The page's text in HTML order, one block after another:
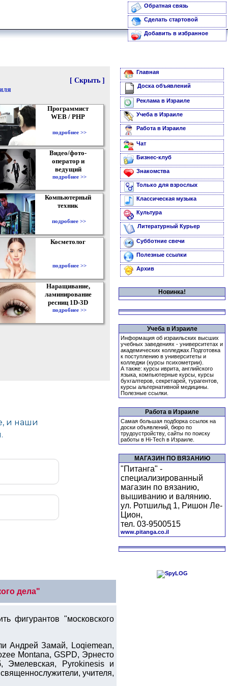
Обратная связь
Сделать стартовой
Добавить в избранное
[ Скрыть ]
Программист
WEB / PHP
подробнее >>
Видео/фото-
оператор и
ведущий
подробнее >>
Компьютерный
техник
подробнее >>
Косметолог
подробнее >>
Наращивание,
ламинирование
ресниц 1D-3D
подробнее >>
дела"
фигурантов "московского
Андрей Замай, Loqiemean,
Montana, GSPD, Эрнесто
Эмелевская, Pyrokinesis и
учителя,
Главная
Доска объявлений
Реклама в Израиле
Учеба в Израиле
Работа в Израиле
Чат
Бизнес-клуб
Знакомства
Только для взрослых
Классическая музыка
Культура
Литературный Курьер
Субботние свечи
Полезные ссылки
Архив
Новинка!
Учеба в Израиле
Информация об израильских высших
учебных заведениях - университетах и
академических колледжах.Подготовка
к поступлению в университеты и
колледжи (курсы психометрии).
А также: курсы иврита, английского
языка, компьютерные курсы, курсы
бухгалтеров, секретарей, турагентов,
курсы альтернативной медицины.
Полезные ссылки.
Работа в Израиле
Самая большая подборка ссылок на
доски объявлений, бюро по
трудоустройству, сайты по поиску
работы в Hi-Tech в Израиле.
МАГАЗИН ПО ВЯЗАНИЮ
"Питанга" -
специализированный
магазин по вязанию,
вышиванию и валянию.
ул. Ротшильд 1, Ришон Ле-
Цион,
тел. 03-9500515
www.pitanga.co.il